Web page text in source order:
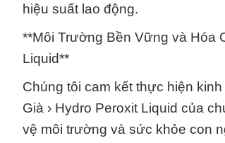
hiệu suất lao động.
**Môi Trường Bền Vững và Hóa
Liquid**
Chúng tôi cam kết thực hiện
Già › Hydro Peroxit Liquid của
vệ môi trường và sức khỏe con